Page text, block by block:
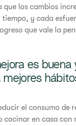
que los cambios
y cada
que vale la
es buena
mejores
el consumo de
cocinar en casa con